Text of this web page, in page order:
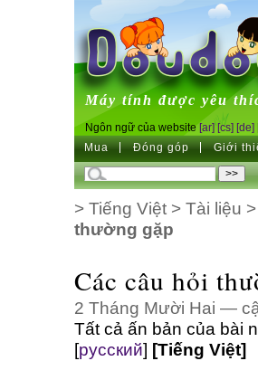
Máy tính được yêu
Ngôn ngữ của website [ar] [cs] [de]
Mua Đóng góp Giới
> Tiếng Việt> Tài liệu >
thường gặp
Các câu hỏi
2 Tháng Mười Hai —
Tất cả ấn bản của bài
[русский] [Tiếng Việt]